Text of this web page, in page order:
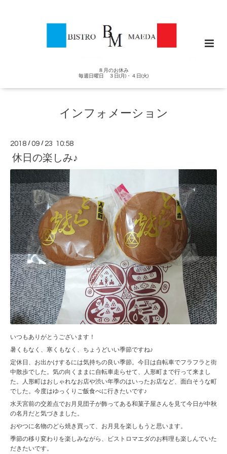
８月のお休み
毎週日曜日 ３日(月)・４日(火)
インフォメーション
2018 /09 / 23 10:58
休日の楽しみ♪
いつもありがとうございます！
暑くもなく、寒くもなく、ちょうどいい季節ですね♪
定休日、お出かけするには気持ちの良い季節。今日は自転車でフラフラと街
中散歩でした。気の向くままに自転車走らせて、人形町まで行って来まし
た。人形町はおしゃれなお店や渋い年季のはいったお店など、面白そうな町
でした。今度はゆっくりご飯食べに行きたいです♪
水天宮前の交差点でお月見団子が飾ってある和菓子屋さんを見て今日が中秋
の名月だと気づきました。
おやつに名物のどら焼き買って、お月見を楽しもうと思います。
季節の移り変わりを楽しみながら、ビストロマエダのお料理も楽しんでいた
だきたいです。